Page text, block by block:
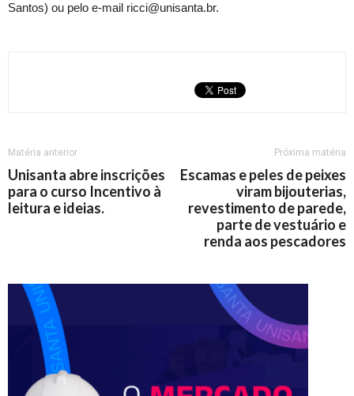
Santos) ou pelo e-mail ricci@unisanta.br.
Matéria anterior
Unisanta abre inscrições
para o curso Incentivo à
leitura e ideias.
Próxima matéria
Escamas e peles de peixes
viram bijouterias,
revestimento de parede,
parte de vestuário e
renda aos pescadores